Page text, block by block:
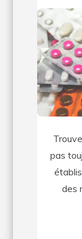
pas
des